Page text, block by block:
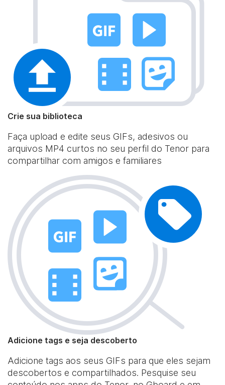
Crie sua biblioteca
Faça upload e edite seus GIFs, adesivos ou
arquivos MP4 curtos no seu perfil do Tenor para
compartilhar com amigos e familiares
Adicione tags e seja descoberto
Adicione tags aos seus GIFs para que eles sejam
descobertos e compartilhados. Pesquise seu